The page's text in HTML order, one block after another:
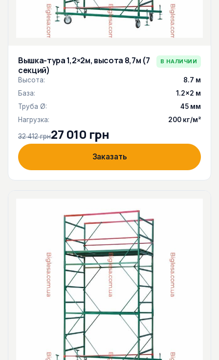
Вышка-тура 1,2×2м, высота 8,7м (7
секций)
В НАЛИЧИИ
Высота:
8.7 м
База:
1.2×2 м
Труба Ø:
45 мм
Нагрузка:
200 кг/м²
32 412 грн27 010 грн
Заказать